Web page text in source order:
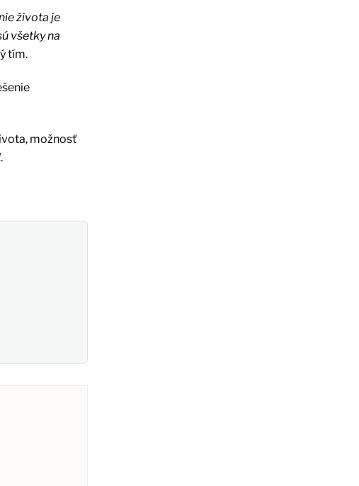
života je
všetky na
tím.
možnosť